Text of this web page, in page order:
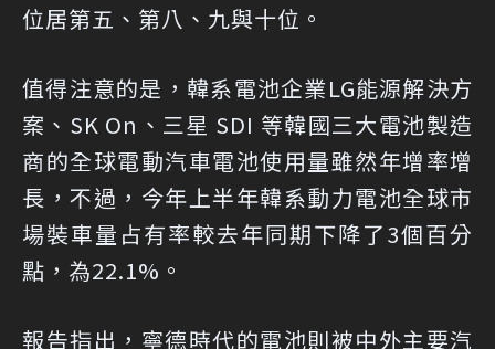
位居第五、第八、九與十位。
值得注意的是，韓系電池企業LG能源解決方
案、SK On、三星 SDI 等韓國三大電池製造
商的全球電動汽車電池使用量雖然年增率增
長，不過，今年上半年韓系動力電池全球市
場裝車量占有率較去年同期下降了3個百分
點，為22.1%。
報告指出，寧德時代的電池則被中外主要汽